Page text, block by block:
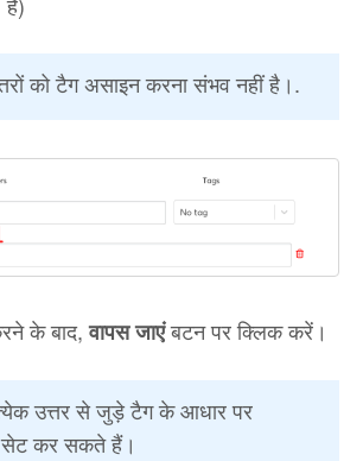
को टैग असाइन करना संभव नहीं है।.
के बाद,वापस जाएंबटन पर क्लिक करें।
उत्तर से जुड़े टैग के आधार पर
सेट कर सकते हैं।